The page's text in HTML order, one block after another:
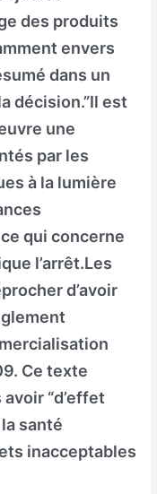
des produits
envers
dans un
décision.”Il est
une
par les
à la lumière
qui concerne
l’arrêt.Les
d’avoir
Ce texte
“d’effet
santé
inacceptables